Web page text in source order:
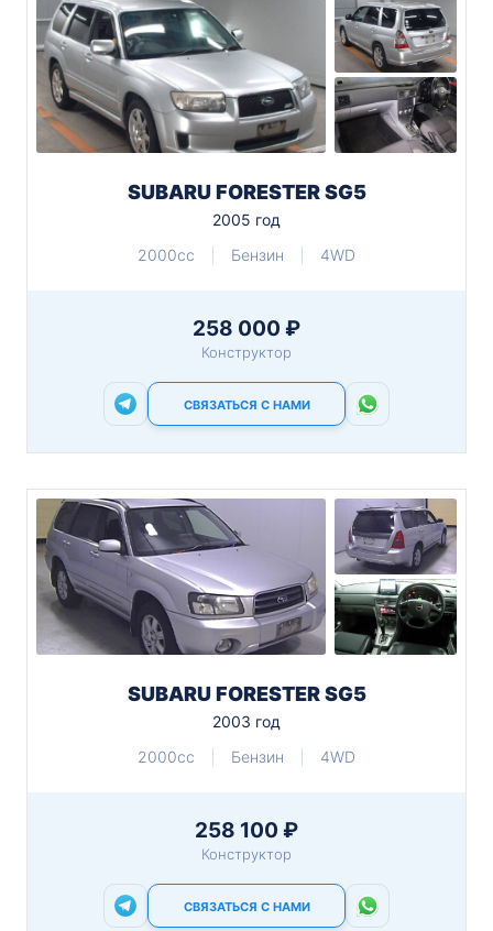
SUBARU FORESTER SG5
2005 год
2000cc
Бензин 4WD
258 000 ₽
Конструктор
СВЯЗАТЬСЯ С НАМИ
SUBARU FORESTER SG5
2003 год
2000cc
Бензин 4WD
258 100 ₽
Конструктор
СВЯЗАТЬСЯ С НАМИ